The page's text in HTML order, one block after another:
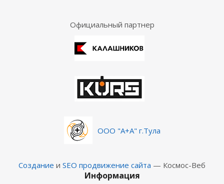
Официальный партнер
ООО "А+А" г.Тула
Создание и SEO продвижение сайта — Космос-Веб
Информация